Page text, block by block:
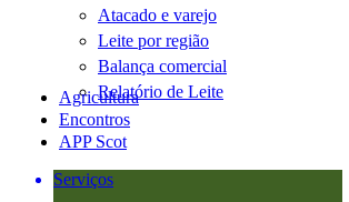
Atacado e varejo
Leite por região
Balança comercial
Relatório de Leite
Agricultura
Encontros
APP Scot
Serviços